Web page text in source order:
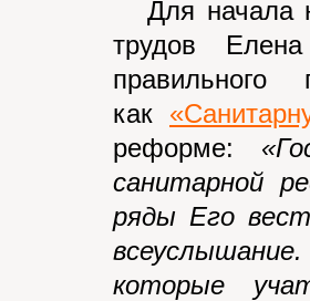
Для начала
трудов
правильного
как
реформе:
санитарной
ряды Его
которые